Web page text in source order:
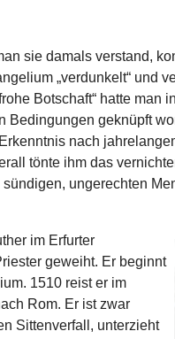
sie damals verstand,
„verdunkelt“ und
Botschaft“ hatte
Bedingungen geknüpft
nach
tönte ihm das
sündigen, ungerechten
im Erfurter
geweiht. Er beginnt
1510 reist er im
Rom. Er ist zwar
Sittenverfall, unterzieht